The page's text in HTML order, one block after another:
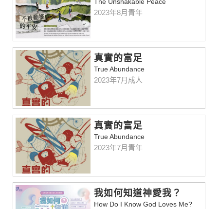
2023年8月青年
真實的富足
True Abundance
2023年7月成人
真實的富足
True Abundance
2023年7月青年
我如何知道神愛我？
How Do I Know God Loves Me?